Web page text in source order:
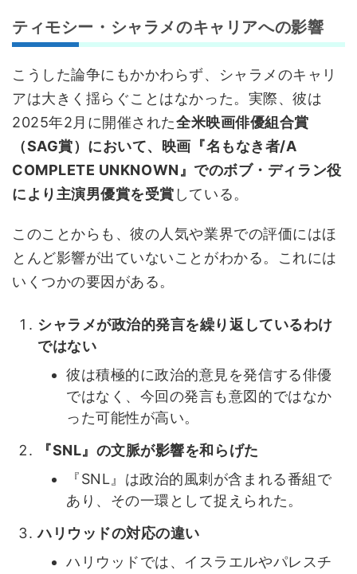
ティモシー・シャラメのキャリアへの影響
こうした論争にもかかわらず、シャラメのキャリ
アは大きく揺らぐことはなかった。実際、彼は
2025年2月に開催された全米映画俳優組合賞
（SAG賞）において、映画『名もなき者/A
COMPLETE UNKNOWN』でのボブ・ディラン役
により主演男優賞を受賞 している。
このことからも、彼の人気や業界での評価にはほ
とんど影響が出ていないことがわかる。これには
いくつかの要因がある。
シャラメが政治的発言を繰り返しているわけ
ではない
彼は積極的に政治的意見を発信する俳優
ではなく、今回の発言も意図的ではなか
った可能性が高い。
『SNL』の文脈が影響を和らげた
『SNL』は政治的風刺が含まれる番組で
あり、その一環として捉えられた。
ハリウッドの対応の違い
ハリウッドでは、イスラエルやパレスチ